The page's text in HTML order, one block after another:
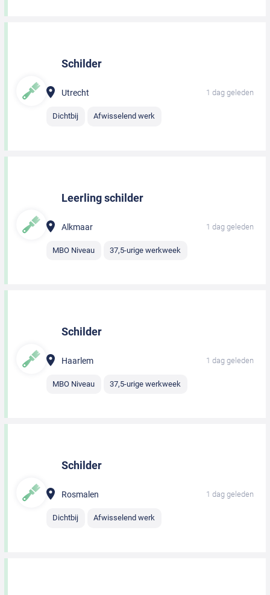
Schilder
Utrecht 1 dag geleden
Dichtbij Afwisselend werk
Leerling schilder
Alkmaar 1 dag geleden
MBO Niveau 37,5-urige werkweek
Schilder
Haarlem 1 dag geleden
MBO Niveau 37,5-urige werkweek
Schilder
Rosmalen 1 dag geleden
Dichtbij Afwisselend werk